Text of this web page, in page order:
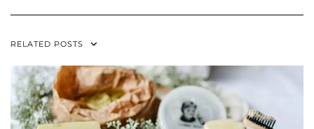
RELATED POSTS